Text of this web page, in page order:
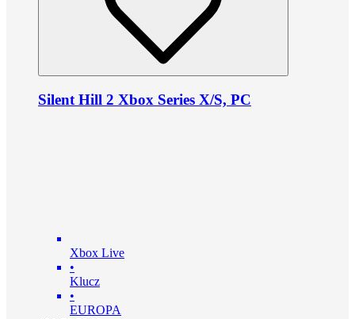
Silent Hill 2 Xbox Series X/S, PC
Xbox Live
•
Klucz
•
EUROPA